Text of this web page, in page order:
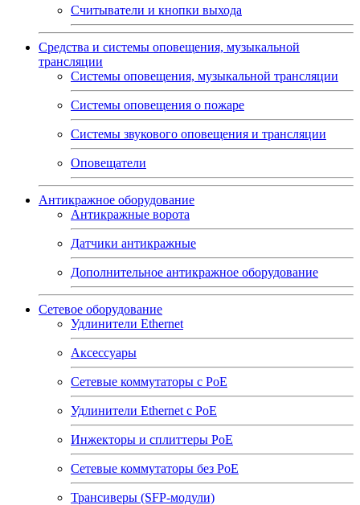
Считыватели и кнопки выхода
Средства и системы оповещения, музыкальной
трансляции
Системы оповещения, музыкальной трансляции
Системы оповещения о пожаре
Системы звукового оповещения и трансляции
Оповещатели
Антикражное оборудование
Антикражные ворота
Датчики антикражные
Дополнительное антикражное оборудование
Сетевое оборудование
Удлинители Ethernet
Аксессуары
Сетевые коммутаторы с РоЕ
Удлинители Ethernet с PoE
Инжекторы и сплиттеры РоЕ
Сетевые коммутаторы без РоЕ
Трансиверы (SFP-модули)